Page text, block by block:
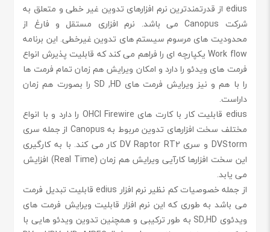
edius از قدرتمندترین نرم افزارهای تدوین غیر خطی و متعلق به
شرکت Canopus می باشد. نرم افزاری مستقل و فارغ از
محدودیت های مرسوم سیستم های تدوین غیرخطی. این برنامه
Work flow یکپارچه ای را فراهم می کند که قابلیت پذیرش انواع
فرمت های ویدئو را دارد و امکان ویرایش هم زمان تمام فرمت ها
را با هم و نیز ویرایش فرمت های SD ,HD را بصورت هم زمان
داراست.
edius قابلیت کار با کارت های OHCI Firewire را دارد و با انواع
مختلف سخت افزارهای تدوین مربوط به Canopus از جمله سری
DVStorm و سری DV Raptor RT2 کار می کند. با به کارگیری
این سخت افزارها کارآیی ویرایش هم زمان (Real Time) افزایش
می یابد.
از جمله خصوصیات کم نظیر نرم افزار edius قابلیت تبدیل فرمت
می باشد به طوری که این نرم افزار قابلیت ویرایش فرمت های
ویدئوی SD,HD به طور ترکیبی و همچنین تدوین ویدئو هایی با